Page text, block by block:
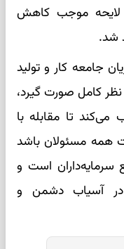
لایحه موجب کاهش
شد.
جامعه کار و تولید
کامل صورت گیرد،
می‌کند تا مقابله با
همه مسئولان باشد
است و
آسیاب دشمن و